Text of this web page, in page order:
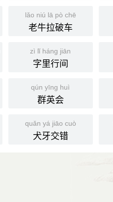
lǎo niú lā pò chē
老牛拉破车
zì lǐ háng jiān
字里行间
qún yīng huì
群英会
quǎn yá jiāo cuò
犬牙交错